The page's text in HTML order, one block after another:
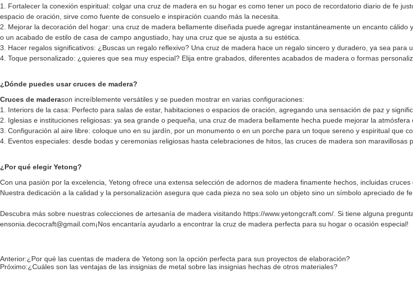
1. Fortalecer la conexión espiritual: colgar una cruz de madera en su hogar es como tener un poco de recordatorio diario de fe
espacio de oración, sirve como fuente de consuelo e inspiración cuando más la necesita.
2. Mejorar la decoración del hogar: una cruz de madera bellamente diseñada puede agregar instantáneamente un encanto
o un acabado de estilo de casa de campo angustiado, hay una cruz que se ajusta a su estética.
3. Hacer regalos significativos: ¿Buscas un regalo reflexivo? Una cruz de madera hace un regalo sincero y duradero, ya sea
4. Toque personalizado: ¿quieres que sea muy especial? Elija entre grabados, diferentes acabados de madera o formas
¿Dónde puedes usar cruces de madera?
Cruces de maderason increíblemente versátiles y se pueden mostrar en varias configuraciones:
1. Interiors de la casa: Perfecto para salas de estar, habitaciones o espacios de oración, agregando una sensación de paz y
2. Iglesias e instituciones religiosas: ya sea grande o pequeña, una cruz de madera bellamente hecha puede mejorar la atmósfera
3. Configuración al aire libre: coloque uno en su jardín, por un monumento o en un porche para un toque sereno y espiritual que
4. Eventos especiales: desde bodas y ceremonias religiosas hasta celebraciones de hitos, las cruces de madera son maravillosas
¿Por qué elegir Yetong?
Con una pasión por la excelencia, Yetong ofrece una extensa selección de adornos de madera finamente hechos, incluidas
Nuestra dedicación a la calidad y la personalización asegura que cada pieza no sea solo un objeto sino un símbolo apreciado de fe
Descubra más sobre nuestras colecciones de artesanía de madera visitando https://www.yetongcraft.com/. Si tiene alguna
ensonia.decocraft@gmail.com¡Nos encantaría ayudarlo a encontrar la cruz de madera perfecta para su hogar o ocasión especial!
Anterior:¿Por qué las cuentas de madera de Yetong son la opción perfecta para sus proyectos de elaboración?
Próximo:¿Cuáles son las ventajas de las insignias de metal sobre las insignias hechas de otros materiales?